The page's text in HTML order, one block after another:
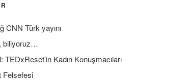
CNN Türk yayını
biliyoruz…
Kadın Konuşmacıları
Felsefesi